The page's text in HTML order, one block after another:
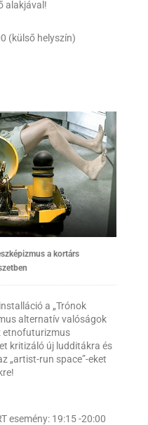
alakjával!
(külső helyszín)
a kortárs
a „Trónok
alternatív valóságok
etnofuturizmus
kritizáló új ludditákra és
„artist-run space”-eket
esemény: 19:15 -20:00